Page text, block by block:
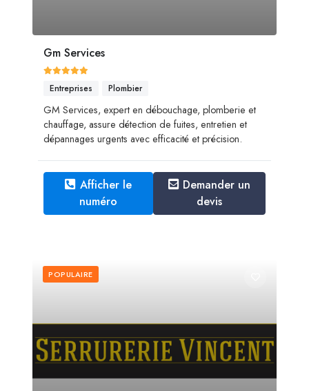
Gm Services
Entreprises Plombier
GM Services, expert en débouchage, plomberie et
chauffage, assure détection de fuites, entretien et
dépannages urgents avec efficacité et précision.
Afficher le
numéro
Demander un
devis
POPULAIRE